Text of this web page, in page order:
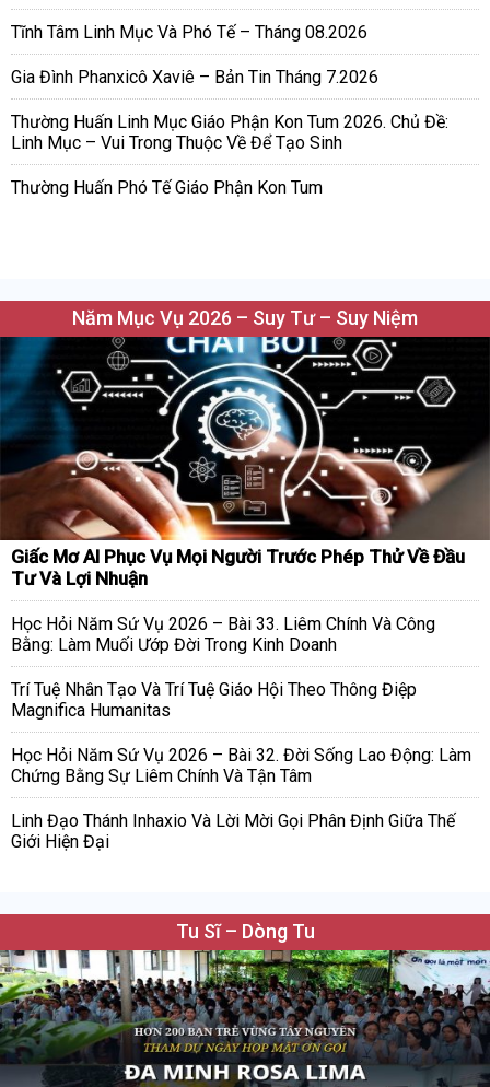
Tĩnh Tâm Linh Mục Và Phó Tế – Tháng 08.2026
Gia Đình Phanxicô Xaviê – Bản Tin Tháng 7.2026
Thường Huấn Linh Mục Giáo Phận Kon Tum 2026. Chủ Đề:
Linh Mục – Vui Trong Thuộc Về Để Tạo Sinh
Thường Huấn Phó Tế Giáo Phận Kon Tum
Năm Mục Vụ 2026 – Suy Tư – Suy Niệm
Giấc Mơ AI Phục Vụ Mọi Người Trước Phép Thử Về Đầu
Tư Và Lợi Nhuận
Học Hỏi Năm Sứ Vụ 2026 – Bài 33. Liêm Chính Và Công
Bằng: Làm Muối Ướp Đời Trong Kinh Doanh
Trí Tuệ Nhân Tạo Và Trí Tuệ Giáo Hội Theo Thông Điệp
Magnifica Humanitas
Học Hỏi Năm Sứ Vụ 2026 – Bài 32. Đời Sống Lao Động: Làm
Chứng Bằng Sự Liêm Chính Và Tận Tâm
Linh Đạo Thánh Inhaxio Và Lời Mời Gọi Phân Định Giữa Thế
Giới Hiện Đại
Tu Sĩ – Dòng Tu